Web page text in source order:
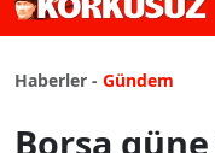
Haberler - Gündem
Borsa